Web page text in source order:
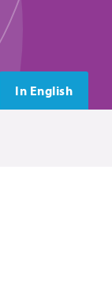
In English